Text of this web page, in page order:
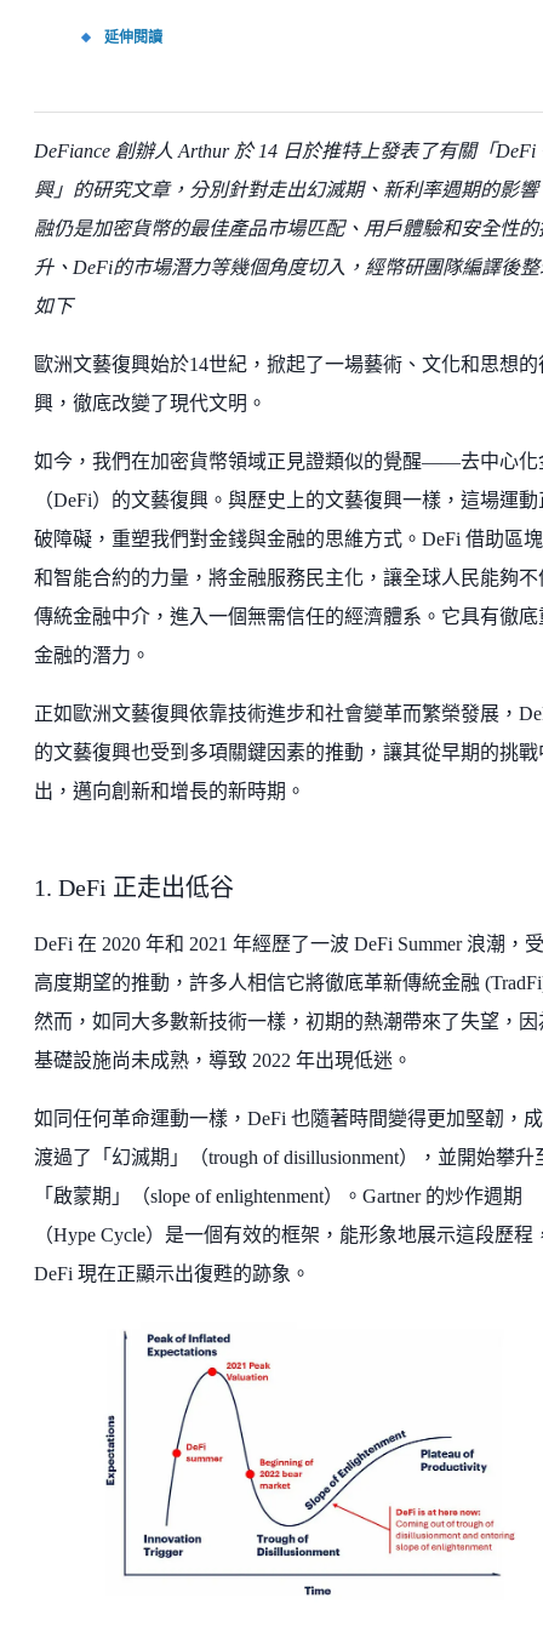
延伸閱讀
DeFiance 創辦人 Arthur 於 14 日於推特上發表了有關「DeFi
興」的研究文章，分別針對走出幻滅期、新利率週期的影響
融仍是加密貨幣的最佳產品市場匹配、用戶體驗和安全性的
升、DeFi的市場潛力等幾個角度切入，經幣研團隊編譯後整
如下
歐洲文藝復興始於14世紀，掀起了一場藝術、文化和思想的
興，徹底改變了現代文明。
如今，我們在加密貨幣領域正見證類似的覺醒——去中心化
（DeFi）的文藝復興。與歷史上的文藝復興一樣，這場運動
破障礙，重塑我們對金錢與金融的思維方式。DeFi 借助區
和智能合約的力量，將金融服務民主化，讓全球人民能夠不
傳統金融中介，進入一個無需信任的經濟體系。它具有徹底
金融的潛力。
正如歐洲文藝復興依靠技術進步和社會變革而繁榮發展，
的文藝復興也受到多項關鍵因素的推動，讓其從早期的挑戰
出，邁向創新和增長的新時期。
1. DeFi 正走出低谷
DeFi 在 2020 年和 2021 年經歷了一波 DeFi Summer 浪潮，
高度期望的推動，許多人相信它將徹底革新傳統金融
然而，如同大多數新技術一樣，初期的熱潮帶來了失望，因
基礎設施尚未成熟，導致 2022 年出現低迷。
如同任何革命運動一樣，DeFi 也隨著時間變得更加堅韌，
渡過了「幻滅期」（trough of disillusionment），並開始攀升
「啟蒙期」（slope of enlightenment）。Gartner 的炒作週期
（Hype Cycle）是一個有效的框架，能形象地展示這段歷程
DeFi 現在正顯示出復甦的跡象。